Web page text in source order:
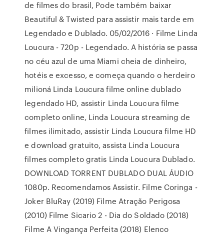
de filmes do brasil, Pode também baixar
Beautiful & Twisted para assistir mais tarde em
Legendado e Dublado. 05/02/2016 · Filme Linda
Loucura - 720p - Legendado. A história se passa
no céu azul de uma Miami cheia de dinheiro,
hotéis e excesso, e começa quando o herdeiro
milioná Linda Loucura filme online dublado
legendado HD, assistir Linda Loucura filme
completo online, Linda Loucura streaming de
filmes ilimitado, assistir Linda Loucura filme HD
e download gratuito, assista Linda Loucura
filmes completo gratis Linda Loucura Dublado.
DOWNLOAD TORRENT DUBLADO DUAL ÁUDIO
1080p. Recomendamos Assistir. Filme Coringa -
Joker BluRay (2019) Filme Atração Perigosa
(2010) Filme Sicario 2 - Dia do Soldado (2018)
Filme A Vingança Perfeita (2018) Elenco